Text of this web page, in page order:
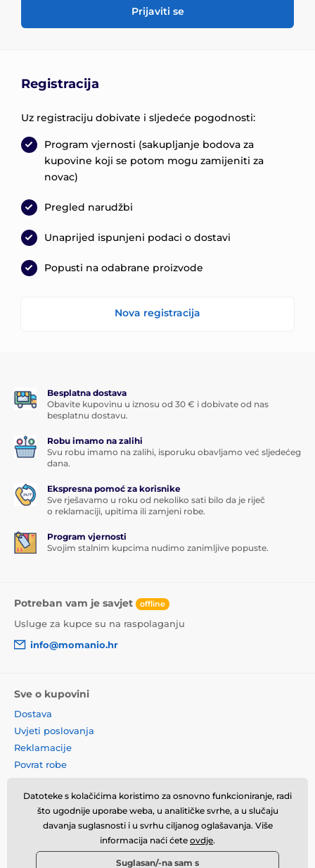
Prijaviti se
Registracija
Uz registraciju dobivate i sljedeće pogodnosti:
Program vjernosti (sakupljanje bodova za
kupovine koji se potom mogu zamijeniti za
novac)
Pregled narudžbi
Unaprijed ispunjeni podaci o dostavi
Popusti na odabrane proizvode
Nova registracija
Besplatna dostava
Obavite kupovinu u iznosu od 30 € i dobivate od nas
besplatnu dostavu.
Robu imamo na zalihi
Svu robu imamo na zalihi, isporuku obavljamo već sljedećeg
dana.
Ekspresna pomoć za korisnike
Sve rješavamo u roku od nekoliko sati bilo da je riječ
o reklamaciji, upitima ili zamjeni robe.
Program vjernosti
Svojim stalnim kupcima nudimo zanimljive popuste.
Potreban vam je savjet offline
Usluge za kupce su na raspolaganju
info@momanio.hr
Sve o kupovini
Dostava
Uvjeti poslovanja
Reklamacije
Povrat robe
Načela o korištenju kolačića
Kontaktne informacije
Informacije o obradi osobnih
Datoteke s kolačićima koristimo za osnovno funkcioniranje, radi
što ugodnije uporabe weba, u analitičke svrhe, a u slučaju
davanja suglasnosti i u svrhu ciljanog oglašavanja. Više
informacija naći ćete ovdje.
Suglasan/-na sam s